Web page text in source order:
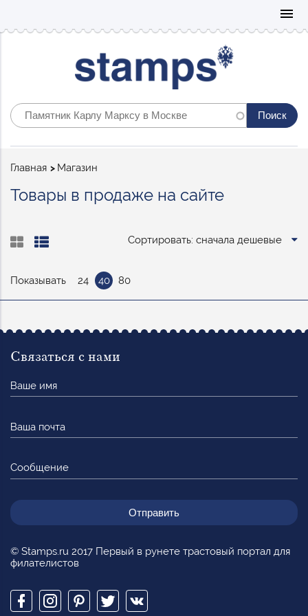
menu
Строка
Главная Магазин
Товары в продаже на сайте
Сортировать: сначала дешевые
Показывать 24 40 80
© Stamps.ru 2017 Первый в рунете трастовый портал для
филателистов
Связаться с нами
имя
почта
Сообщение